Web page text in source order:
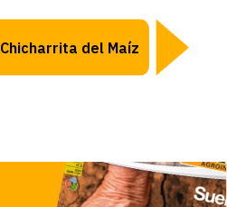
Chicharrita del Maíz